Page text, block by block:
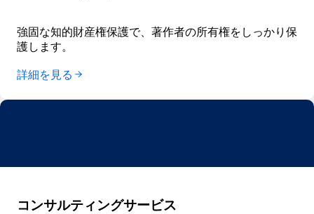
強固な知的財産権保護で、著作者の所有権をしっかり保
護します。
詳細を見る
コンサルティングサービス